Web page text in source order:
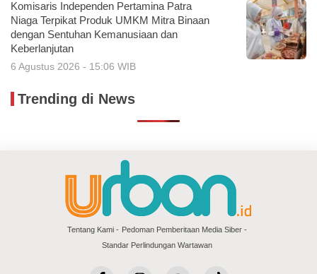
Komisaris Independen Pertamina Patra
Niaga Terpikat Produk UMKM Mitra Binaan
dengan Sentuhan Kemanusiaan dan
Keberlanjutan
6 Agustus 2026 - 15:06 WIB
Trending di News
Tentang Kami
Pedoman Pemberitaan Media Siber
Standar Perlindungan Wartawan